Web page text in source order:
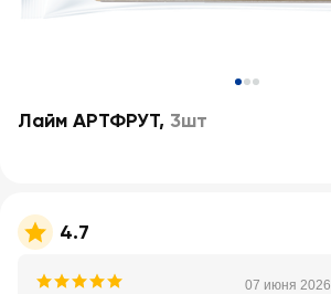
Лайм АРТФРУТ, 3шт
4.7
07 июня 2026